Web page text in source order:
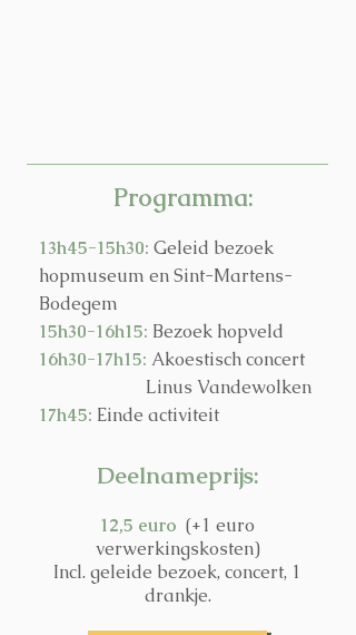
Programma:
13h45-15h30: Geleid bezoek
hopmuseum en Sint-Martens-
Bodegem
15h30-16h15: Bezoek hopveld
16h30-17h15: Akoestisch concert
Linus Vandewolken
17h45: Einde activiteit
Deelnameprijs:
12,5 euro (+1 euro
verwerkingskosten)
Incl. geleide bezoek, concert, 1
drankje.